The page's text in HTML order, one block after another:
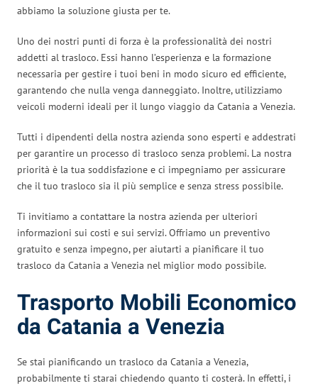
abbiamo la soluzione giusta per te.
Uno dei nostri punti di forza è la professionalità dei nostri
addetti al trasloco. Essi hanno l’esperienza e la formazione
necessaria per gestire i tuoi beni in modo sicuro ed efficiente,
garantendo che nulla venga danneggiato. Inoltre, utilizziamo
veicoli moderni ideali per il lungo viaggio da Catania a Venezia.
Tutti i dipendenti della nostra azienda sono esperti e addestrati
per garantire un processo di trasloco senza problemi. La nostra
priorità è la tua soddisfazione e ci impegniamo per assicurare
che il tuo trasloco sia il più semplice e senza stress possibile.
Ti invitiamo a contattare la nostra azienda per ulteriori
informazioni sui costi e sui servizi. Offriamo un preventivo
gratuito e senza impegno, per aiutarti a pianificare il tuo
trasloco da Catania a Venezia nel miglior modo possibile.
Trasporto Mobili Economico
da Catania a Venezia
Se stai pianificando un trasloco da Catania a Venezia,
probabilmente ti starai chiedendo quanto ti costerà. In effetti, i